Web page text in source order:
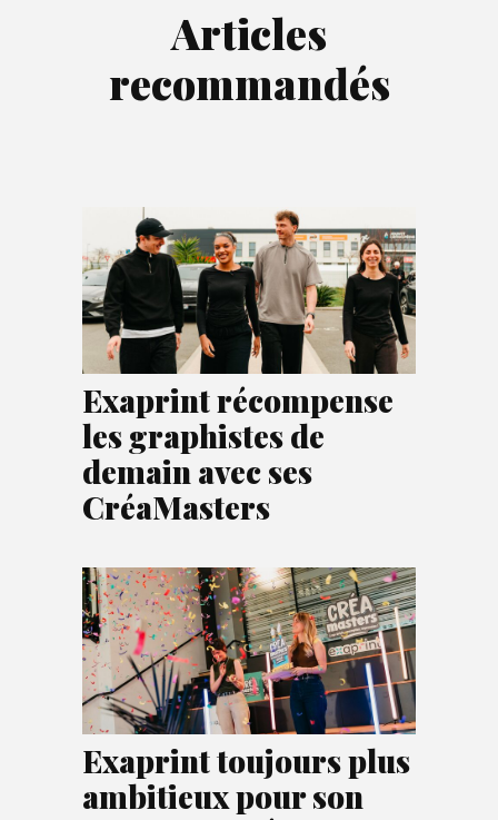
Articles
recommandés
Exaprint récompense
les graphistes de
demain avec ses
CréaMasters
Exaprint toujours plus
ambitieux pour son